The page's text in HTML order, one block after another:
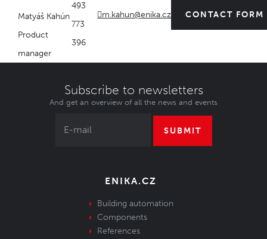
Matyáš Kahún
Product
manager
493
773
396
m.kahun@enika.cz CONTACT FORM
Subscribe to newsletters
And get an overview of all the news and events
SUBMIT
ENIKA.CZ
Building automation
Components
References